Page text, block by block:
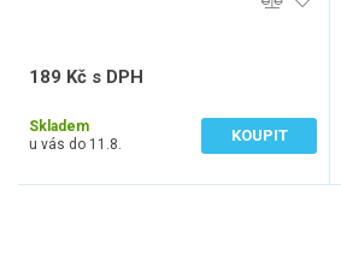
189 Kč s DPH
Skladem
u vás do 11.8.
KOUPIT